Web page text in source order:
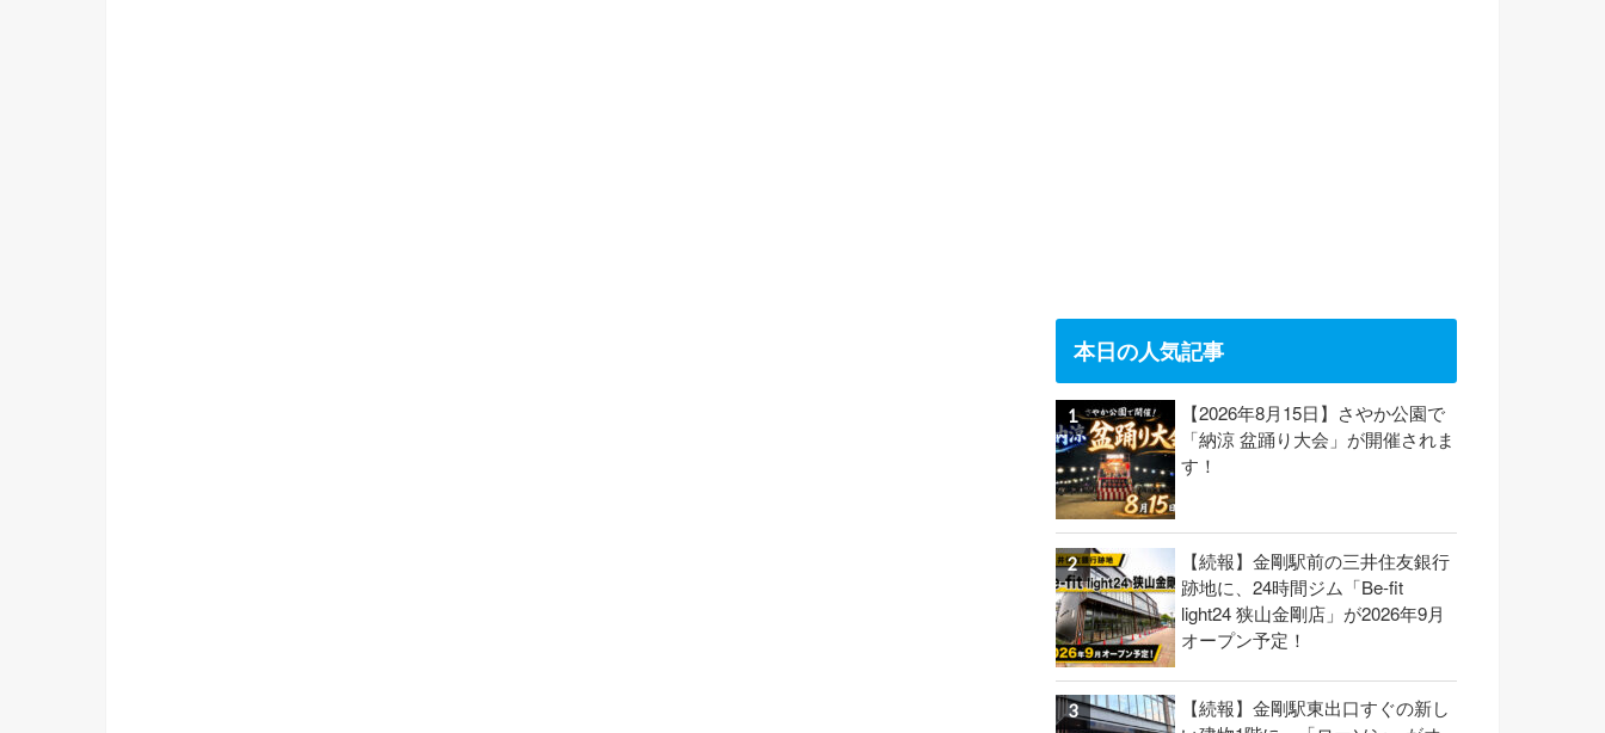
本日の人気記事
【2026年8月15日】さやか公園で
「納涼 盆踊り大会」が開催されま
す！
【続報】金剛駅前の三井住友銀行
跡地に、24時間ジム「Be-fit
light24 狭山金剛店」が2026年9月
オープン予定！
【続報】金剛駅東出口すぐの新し